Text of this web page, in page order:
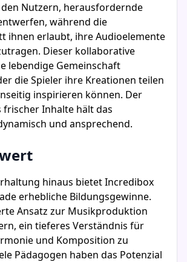
Nutzern, herausfordernde
während die
ihnen erlaubt, ihre Audioelemente
Dieser kollaborative
lebendige Gemeinschaft
die Spieler ihre Kreationen teilen
inspirieren können. Der
frischer Inhalte hält das
und ansprechend.
hinaus bietet Incredibox
erhebliche Bildungsgewinne.
Ansatz zur Musikproduktion
ein tieferes Verständnis für
und Komposition zu
Pädagogen haben das Potenzial